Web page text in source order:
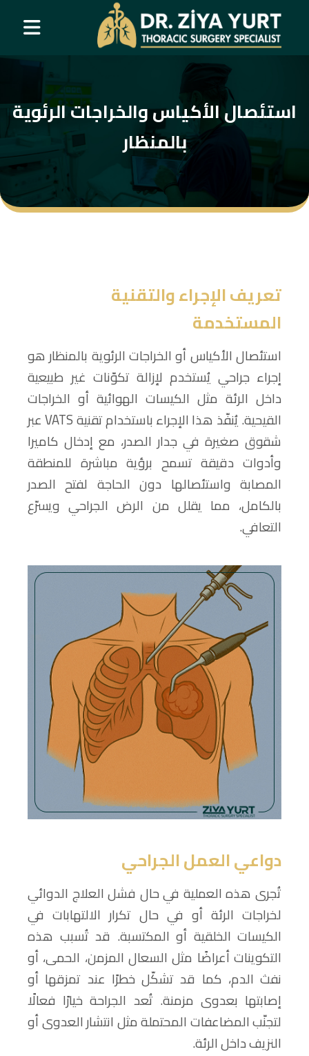
استئصال الأكياس والخراجات الرئوية
بالمنظار
تعريف الإجراء والتقنية
المستخدمة
استئصال الأكياس أو الخراجات الرئوية بالمنظار هو
إجراء جراحي يُستخدم لإزالة تكوّنات غير طبيعية
داخل الرئة مثل الكيسات الهوائية أو الخراجات
القيحية. يُنفّذ هذا الإجراء باستخدام تقنية VATS عبر
شقوق صغيرة في جدار الصدر، مع إدخال كاميرا
وأدوات دقيقة تسمح برؤية مباشرة للمنطقة
المصابة واستئصالها دون الحاجة لفتح الصدر
بالكامل، مما يقلل من الرض الجراحي ويسرّع
التعافي.
دواعي العمل الجراحي
تُجرى هذه العملية في حال فشل العلاج الدوائي
لخراجات الرئة أو في حال تكرار الالتهابات في
الكيسات الخلقية أو المكتسبة. قد تُسبب هذه
التكوينات أعراضًا مثل السعال المزمن، الحمى، أو
نفث الدم، كما قد تشكّل خطرًا عند تمزقها أو
إصابتها بعدوى مزمنة. تُعد الجراحة خيارًا فعالًا
لتجنّب المضاعفات المحتملة مثل انتشار العدوى أو
النزيف داخل الرئة.